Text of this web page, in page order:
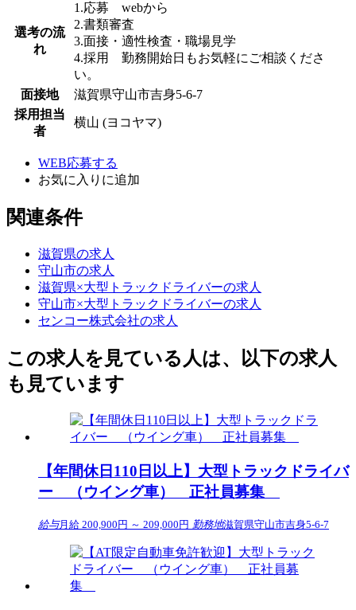
選考の流
れ
1.応募 webから
2.書類審査
3.面接・適性検査・職場見学
4.採用 勤務開始日もお気軽にご相談くださ
い。
面接地
滋賀県守山市吉身5-6-7
採用担当
者
横山 (ヨコヤマ)
WEB応募する
お気に入り に追加
関連条件
滋賀県の求人
守山市の求人
滋賀県×大型トラックドライバーの求人
守山市×大型トラックドライバーの求人
センコー株式会社の求人
この求人を見ている人は、以下の求人
も見ています
【年間休日110日以上】大型トラックドライバ
ー （ウイング車） 正社員募集
給与月給 200,900円 ～ 209,000円 勤務地滋賀県守山市吉身5-6-7